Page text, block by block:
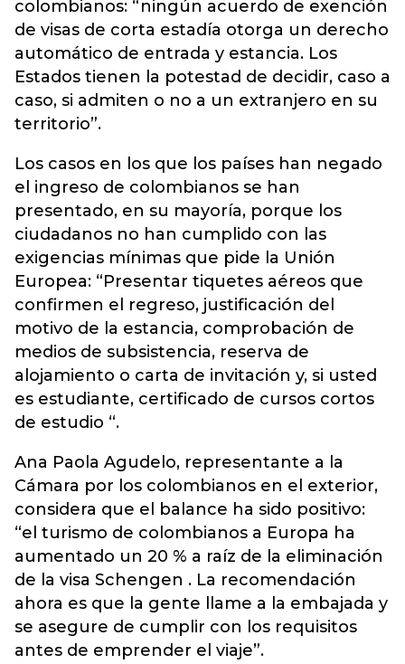
colombianos: “ningún acuerdo de exención
de visas de corta estadía otorga un derecho
automático de entrada y estancia. Los
Estados tienen la potestad de decidir, caso a
caso, si admiten o no a un extranjero en su
territorio”.
Los casos en los que los países han negado
el ingreso de colombianos se han
presentado, en su mayoría, porque los
ciudadanos no han cumplido con las
exigencias mínimas que pide la Unión
Europea: “Presentar tiquetes aéreos que
confirmen el regreso, justificación del
motivo de la estancia, comprobación de
medios de subsistencia, reserva de
alojamiento o carta de invitación y, si usted
es estudiante, certificado de cursos cortos
de estudio “.
Ana Paola Agudelo, representante a la
Cámara por los colombianos en el exterior,
considera que el balance ha sido positivo:
“el turismo de colombianos a Europa ha
aumentado un 20 % a raíz de la eliminación
de la visa Schengen . La recomendación
ahora es que la gente llame a la embajada y
se asegure de cumplir con los requisitos
antes de emprender el viaje”.